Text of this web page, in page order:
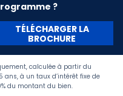
?
TÉLÉCHARGER LA
BROCHURE
calculée à partir du
ans, à un taux d’intérêt fixe de
du montant du bien.